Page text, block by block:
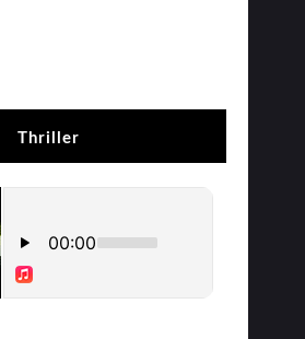
Thriller